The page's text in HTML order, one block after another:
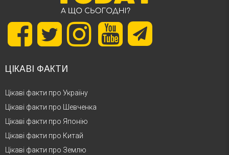
ЦІКАВІ ФАКТИ
Цікаві факти про Україну
Цікаві факти про Шевченка
Цікаві факти про Японію
Цікаві факти про Китай
Цікаві факти про Землю